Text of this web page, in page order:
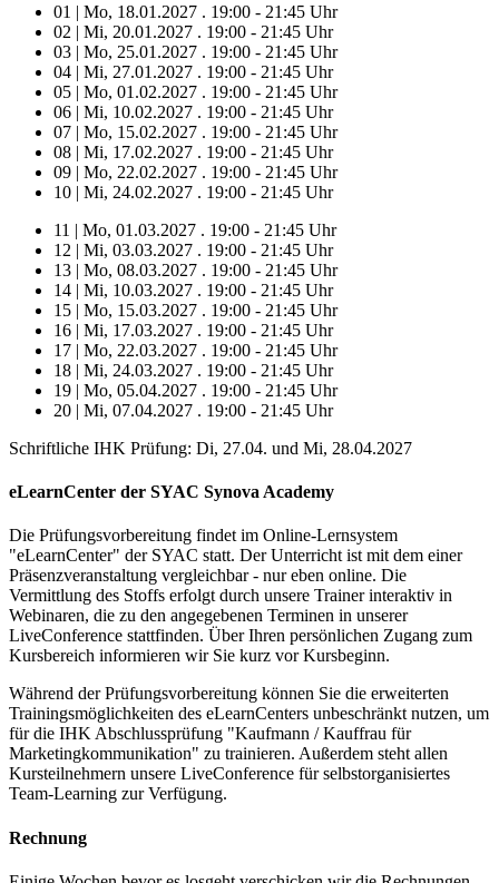
01 | Mo, 18.01.2027 . 19:00 - 21:45 Uhr
02 | Mi, 20.01.2027 . 19:00 - 21:45 Uhr
03 | Mo, 25.01.2027 . 19:00 - 21:45 Uhr
04 | Mi, 27.01.2027 . 19:00 - 21:45 Uhr
05 | Mo, 01.02.2027 . 19:00 - 21:45 Uhr
06 | Mi, 10.02.2027 . 19:00 - 21:45 Uhr
07 | Mo, 15.02.2027 . 19:00 - 21:45 Uhr
08 | Mi, 17.02.2027 . 19:00 - 21:45 Uhr
09 | Mo, 22.02.2027 . 19:00 - 21:45 Uhr
10 | Mi, 24.02.2027 . 19:00 - 21:45 Uhr
11 | Mo, 01.03.2027 . 19:00 - 21:45 Uhr
12 | Mi, 03.03.2027 . 19:00 - 21:45 Uhr
13 | Mo, 08.03.2027 . 19:00 - 21:45 Uhr
14 | Mi, 10.03.2027 . 19:00 - 21:45 Uhr
15 | Mo, 15.03.2027 . 19:00 - 21:45 Uhr
16 | Mi, 17.03.2027 . 19:00 - 21:45 Uhr
17 | Mo, 22.03.2027 . 19:00 - 21:45 Uhr
18 | Mi, 24.03.2027 . 19:00 - 21:45 Uhr
19 | Mo, 05.04.2027 . 19:00 - 21:45 Uhr
20 | Mi, 07.04.2027 . 19:00 - 21:45 Uhr
Schriftliche IHK Prüfung: Di, 27.04. und Mi, 28.04.2027
eLearnCenter der SYAC Synova Academy
Die Prüfungsvorbereitung findet im Online-Lernsystem
"eLearnCenter" der SYAC statt. Der Unterricht ist mit dem einer
Präsenzveranstaltung vergleichbar - nur eben online. Die
Vermittlung des Stoffs erfolgt durch unsere Trainer interaktiv in
Webinaren, die zu den angegebenen Terminen in unserer
LiveConference stattfinden. Über Ihren persönlichen Zugang zum
Kursbereich informieren wir Sie kurz vor Kursbeginn.
Während der Prüfungsvorbereitung können Sie die erweiterten
Trainingsmöglichkeiten des eLearnCenters unbeschränkt nutzen, um
für die IHK Abschlussprüfung "Kaufmann / Kauffrau für
Marketingkommunikation" zu trainieren. Außerdem steht allen
Kursteilnehmern unsere LiveConference für selbstorganisiertes
Team-Learning zur Verfügung.
Rechnung